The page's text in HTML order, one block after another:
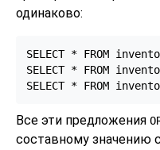
одинаково:
SELECT * FROM
SELECT * FROM
SELECT * FROM
Все эти предложения
составному значению